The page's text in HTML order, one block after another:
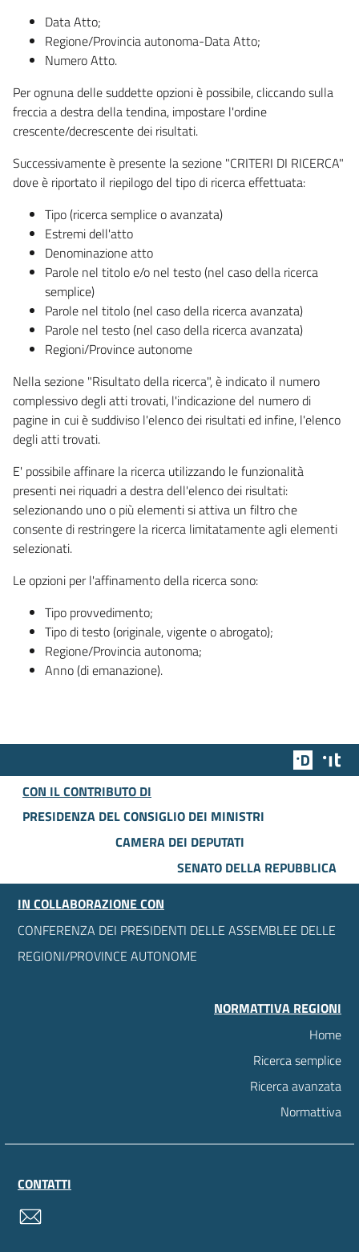
Data Atto;
Regione/Provincia autonoma-Data Atto;
Numero Atto.
Per ognuna delle suddette opzioni è possibile, cliccando sulla
freccia a destra della tendina, impostare l'ordine
crescente/decrescente dei risultati.
Successivamente è presente la sezione "CRITERI DI RICERCA"
dove è riportato il riepilogo del tipo di ricerca effettuata:
Tipo (ricerca semplice o avanzata)
Estremi dell'atto
Denominazione atto
Parole nel titolo e/o nel testo (nel caso della ricerca
semplice)
Parole nel titolo (nel caso della ricerca avanzata)
Parole nel testo (nel caso della ricerca avanzata)
Regioni/Province autonome
Nella sezione "Risultato della ricerca", è indicato il numero
complessivo degli atti trovati, l'indicazione del numero di
pagine in cui è suddiviso l'elenco dei risultati ed infine, l'elenco
degli atti trovati.
E' possibile affinare la ricerca utilizzando le funzionalità
presenti nei riquadri a destra dell'elenco dei risultati:
selezionando uno o più elementi si attiva un filtro che
consente di restringere la ricerca limitatamente agli elementi
selezionati.
Le opzioni per l'affinamento della ricerca sono:
Tipo provvedimento;
Tipo di testo (originale, vigente o abrogato);
Regione/Provincia autonoma;
Anno (di emanazione).
Team
CON IL CONTRIBUTO DI
PRESIDENZA DEL CONSIGLIO DEI MINISTRI
CAMERA DEI DEPUTATI
SENATO DELLA REPUBBLICA
IN COLLABORAZIONE CON
CONFERENZA DEI PRESIDENTI DELLE ASSEMBLEE DELLE
REGIONI/PROVINCE AUTONOME
NORMATTIVA REGIONI
Home
Ricerca semplice
Ricerca avanzata
Normattiva
CONTATTI